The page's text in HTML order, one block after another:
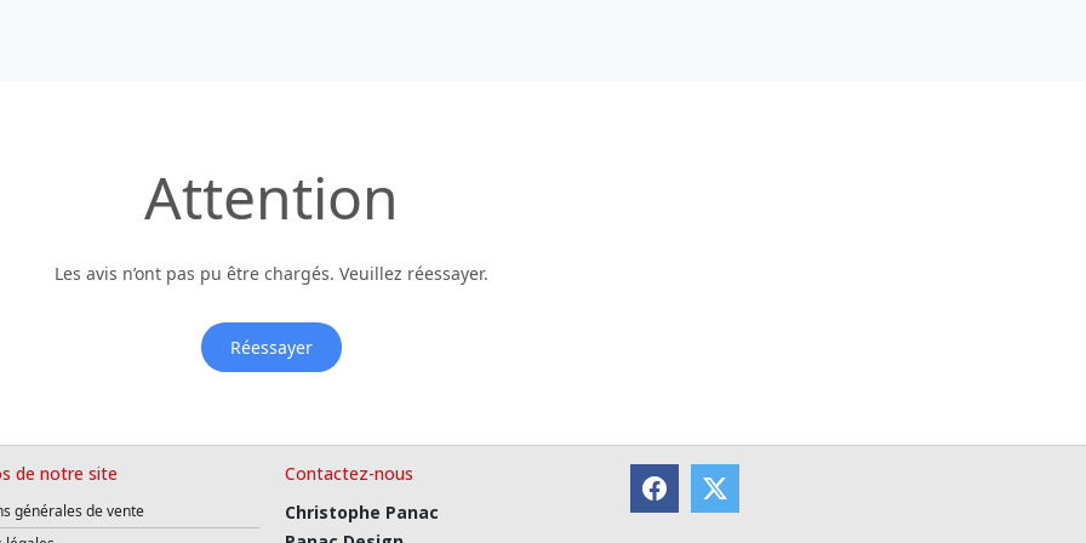
Attention
Les avis n’ont pas pu être chargés. Veuillez réessayer.
Réessayer
de notre site
générales de vente
Contactez-nous
Christophe Panac